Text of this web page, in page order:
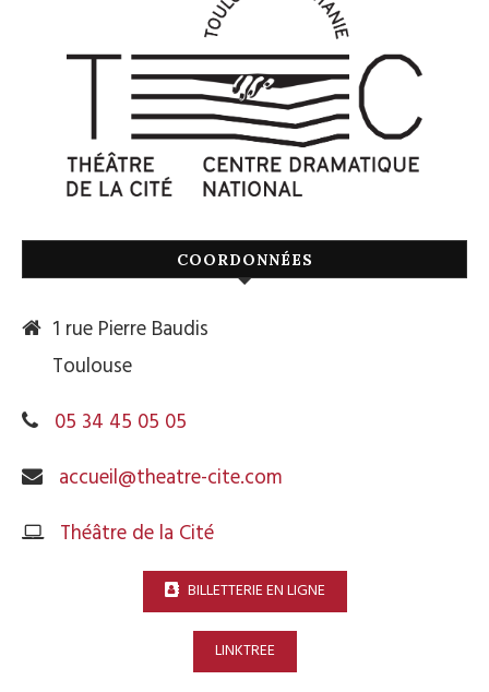
COORDONNÉES
1 rue Pierre Baudis
Toulouse
05 34 45 05 05
accueil@theatre-cite.com
Théâtre de la Cité
BILLETTERIE EN LIGNE
LINKTREE